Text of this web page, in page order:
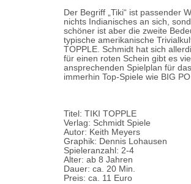
Der Begriff „Tiki“ ist passender
nichts Indianisches an sich,
schöner ist aber die zweite
typische amerikanische
TOPPLE. Schmidt hat sich
für einen roten Schein gibt es
ansprechenden Spielplan für
immerhin Top-Spiele wie BIG
Titel: TIKI TOPPLE
Verlag: Schmidt Spiele
Autor: Keith Meyers
Graphik: Dennis Lohausen
Spieleranzahl: 2-4
Alter: ab 8 Jahren
Dauer: ca. 20 Min.
Preis: ca. 11 Euro